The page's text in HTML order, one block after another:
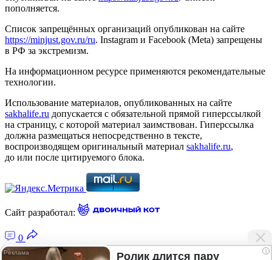
пополняется.
Список запрещённых организаций опубликован на сайте
https://minjust.gov.ru/ru. Instagram и Facebook (Metа) запрещены
в РФ за экстремизм.
На информационном ресурсе применяются рекомендательные
технологии.
Использование материалов, опубликованных на сайте
sakhalife.ru допускается с обязательной прямой гиперссылкой
на страницу, с которой материал заимствован. Гиперссылка
должна размещаться непосредственно в тексте,
воспроизводящем оригинальный материал sakhalife.ru,
до или после цитируемого блока.
Сайт разработал:
0
i
Ролик длится пару